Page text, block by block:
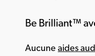
Be Brilliant™
Aucune aides